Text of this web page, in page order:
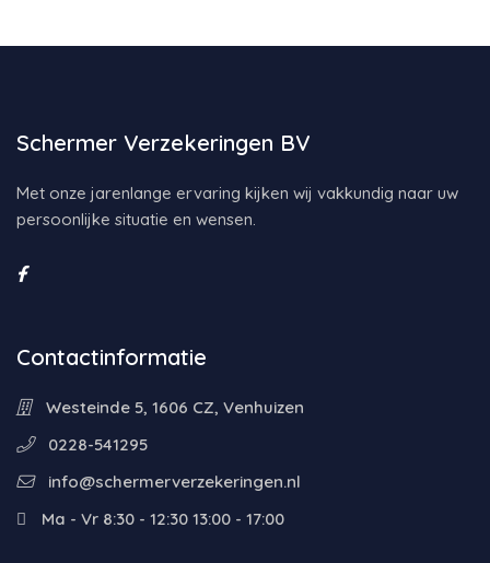
Schermer Verzekeringen BV
Met onze jarenlange ervaring kijken wij vakkundig naar uw
persoonlijke situatie en wensen.
Contactinformatie
Westeinde 5, 1606 CZ, Venhuizen
0228-541295
info@schermerverzekeringen.nl
Ma - Vr 8:30 - 12:30 13:00 - 17:00